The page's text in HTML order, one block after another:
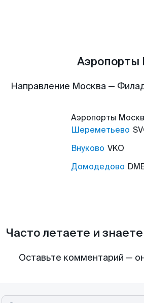
Направление Москва —
Аэропорты
Шереметьево
Внуково VKO
Домодедово
Часто летаете и
Оставьте комментарий —